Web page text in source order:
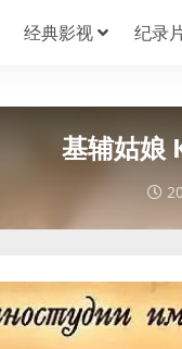
经典影视 纪录
基辅姑娘